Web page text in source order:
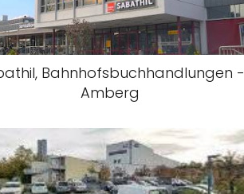
Bahnhofsbuchhandlungen -
Amberg